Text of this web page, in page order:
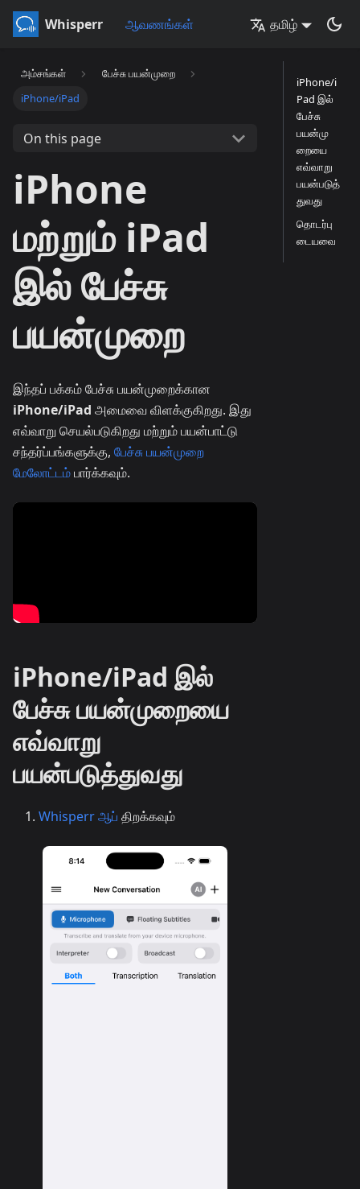
Whisperr ஆவணங்கள் தமிழ்
அம்சங்கள்
பேச்சு பயன்முறை
iPhone/iPad
On this page
iPhone
மற்றும் iPad
இல் பேச்சு
பயன்முறை
இந்தப் பக்கம் பேச்சு பயன்முறைக்கான
iPhone/iPad அமைவை விளக்குகிறது. இது
எவ்வாறு செயல்படுகிறது மற்றும் பயன்பாட்டு
சந்தர்ப்பங்களுக்கு, பேச்சு பயன்முறை
மேலோட்டம்பார்க்கவும்.
iPhone/iPad இல்
பேச்சு பயன்முறையை
எவ்வாறு
பயன்படுத்துவது
Whisperr ஆப் திறக்கவும்
iPhone/i
Pad இல்
பேச்சு
பயன்மு
றையை
எவ்வாறு
பயன்படுத்
துவது
தொடர்பு
டையவை